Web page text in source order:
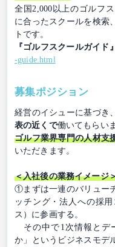
全国2,000以上のゴルフ
に合ったスクールを検索
トです。
『ゴルフスクールガイド』
-guide.html
募集ポジション
経営のイシューに基づき
表の近くで働いてもらい
ゴルフ業界専門の人材支
いただきます。
＜入社後の業務イメージ
①まずは一連のバリュー
ッチング・法人への採
ス）に参画する。
その中で1次情報とデ
か」というビジネスモデ